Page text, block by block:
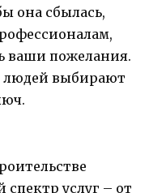
она сбылась,
ваши пожелания.
людей выбирают
услуг – от